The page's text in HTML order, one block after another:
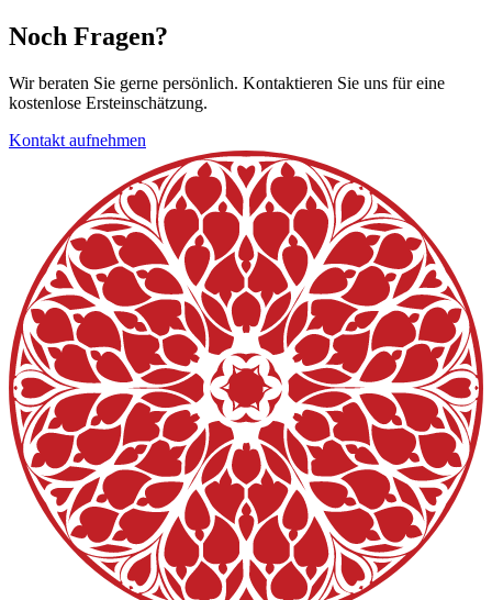
Noch Fragen?
Wir beraten Sie gerne persönlich. Kontaktieren Sie uns für eine
kostenlose Ersteinschätzung.
Kontakt aufnehmen